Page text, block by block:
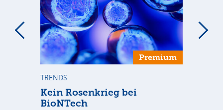
Premium
TRENDS
Kein Rosenkrieg bei
BioNTech